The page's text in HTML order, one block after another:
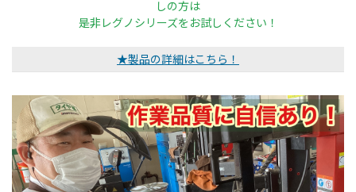
しの方は
是非レグノシリーズをお試しください！
★製品の詳細はこちら！